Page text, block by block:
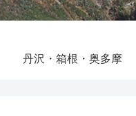
丹沢・箱根・奥多摩